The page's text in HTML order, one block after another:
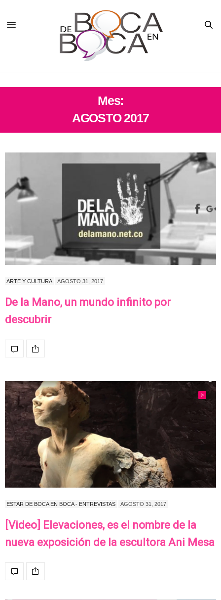
Mes:
AGOSTO 2017
ARTE Y CULTURA AGOSTO 31, 2017
De la Mano, un mundo infinito por
descubrir
ESTAR DE BOCA EN BOCA - ENTREVISTAS AGOSTO 31, 2017
[Video] Elevaciones, es el nombre de la
nueva exposición de la escultora Ani Mesa